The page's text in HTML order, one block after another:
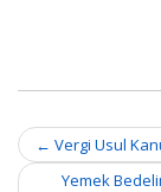
Post
navigation
← Vergi Usul
Yemek